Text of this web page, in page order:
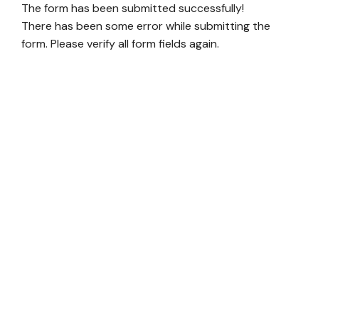
The form has been submitted successfully!
There has been some error while submitting the
form. Please verify all form fields again.